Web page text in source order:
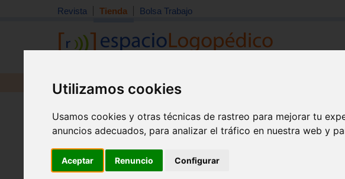
Utilizamos cookies
Usamos cookies y otras técnicas de rastreo para mejorar tu
anuncios adecuados, para analizar el tráfico en nuestra web y
Aceptar Renuncio Configurar
Revista Tienda Bolsa Trabajo
Revista Libros Material